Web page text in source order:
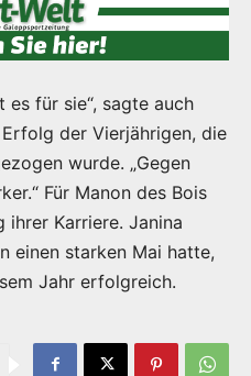
es für sie“, sagte auch
der Vierjährigen, die
wurde. „Gegen
Für Manon des Bois
Karriere. Janina
einen starken Mai hatte,
Jahr erfolgreich.